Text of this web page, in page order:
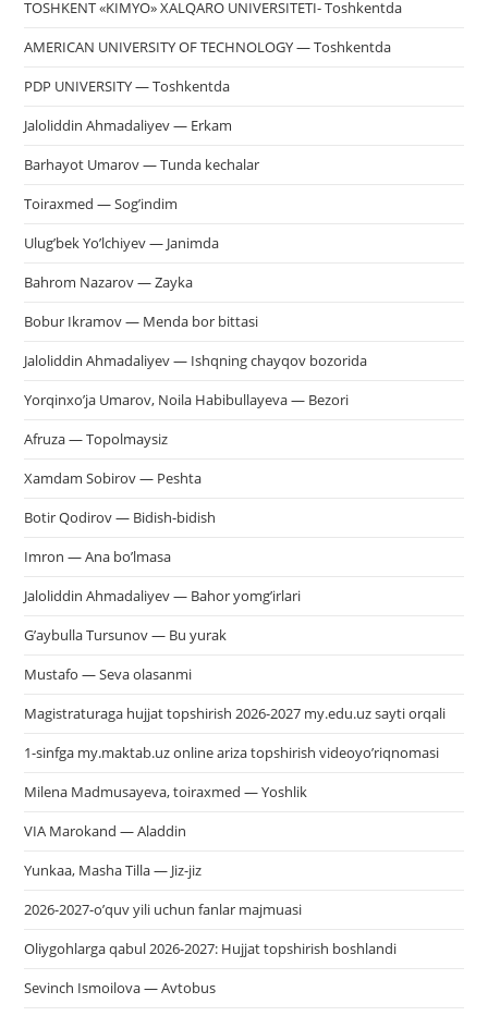
TOSHKENT «KIMYO» XALQARO UNIVERSITETI- Toshkentda
AMERICAN UNIVERSITY OF TECHNOLOGY — Toshkentda
PDP UNIVERSITY — Toshkentda
Jaloliddin Ahmadaliyev — Erkam
Barhayot Umarov — Tunda kechalar
Toiraxmed — Sog’indim
Ulug’bek Yo’lchiyev — Janimda
Bahrom Nazarov — Zayka
Bobur Ikramov — Menda bor bittasi
Jaloliddin Ahmadaliyev — Ishqning chayqov bozorida
Yorqinxo’ja Umarov, Noila Habibullayeva — Bezori
Afruza — Topolmaysiz
Xamdam Sobirov — Peshta
Botir Qodirov — Bidish-bidish
Imron — Ana bo’lmasa
Jaloliddin Ahmadaliyev — Bahor yomg’irlari
G’aybulla Tursunov — Bu yurak
Mustafo — Seva olasanmi
Magistraturaga hujjat topshirish 2026-2027 my.edu.uz sayti orqali
1-sinfga my.maktab.uz online ariza topshirish videoyo’riqnomasi
Milena Madmusayeva, toiraxmed — Yoshlik
VIA Marokand — Aladdin
Yunkaa, Masha Tilla — Jiz-jiz
2026-2027-o’quv yili uchun fanlar majmuasi
Oliygohlarga qabul 2026-2027: Hujjat topshirish boshlandi
Sevinch Ismoilova — Avtobus